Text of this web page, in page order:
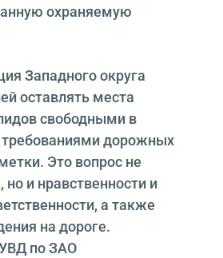
охраняемую
Западного округа
оставлять места
свободными в
требованиями дорожных
Это вопрос не
и нравственности и
а также
на дороге.
по ЗАО